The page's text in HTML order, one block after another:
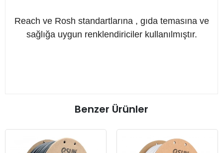
Reach ve Rosh standartlarına , gıda temasına ve
sağlığa uygun renklendiriciler kullanılmıştır.
Benzer Ürünler